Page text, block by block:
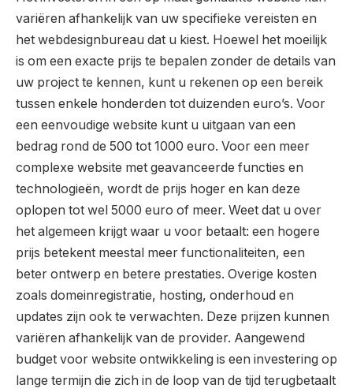
variëren afhankelijk van uw specifieke vereisten en
het webdesignbureau dat u kiest. Hoewel het moeilijk
is om een exacte prijs te bepalen zonder de details van
uw project te kennen, kunt u rekenen op een bereik
tussen enkele honderden tot duizenden euro’s. Voor
een eenvoudige website kunt u uitgaan van een
bedrag rond de 500 tot 1000 euro. Voor een meer
complexe website met geavanceerde functies en
technologieën, wordt de prijs hoger en kan deze
oplopen tot wel 5000 euro of meer. Weet dat u over
het algemeen krijgt waar u voor betaalt: een hogere
prijs betekent meestal meer functionaliteiten, een
beter ontwerp en betere prestaties. Overige kosten
zoals domeinregistratie, hosting, onderhoud en
updates zijn ook te verwachten. Deze prijzen kunnen
variëren afhankelijk van de provider. Aangewend
budget voor website ontwikkeling is een investering op
lange termijn die zich in de loop van de tijd terugbetaalt